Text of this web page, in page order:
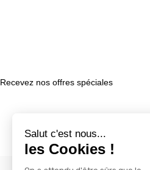
Recevez nos offres spéciales